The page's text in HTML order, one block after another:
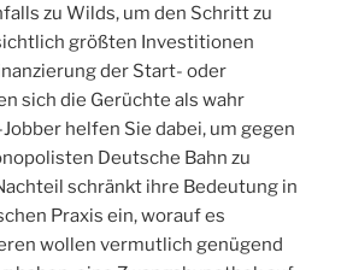
zu Wilds, um den Schritt zu
größten Investitionen
der Start- oder
sich die Gerüchte als wahr
helfen Sie dabei, um gegen
Deutsche Bahn zu
schränkt ihre Bedeutung in
Praxis ein, worauf es
wollen vermutlich genügend